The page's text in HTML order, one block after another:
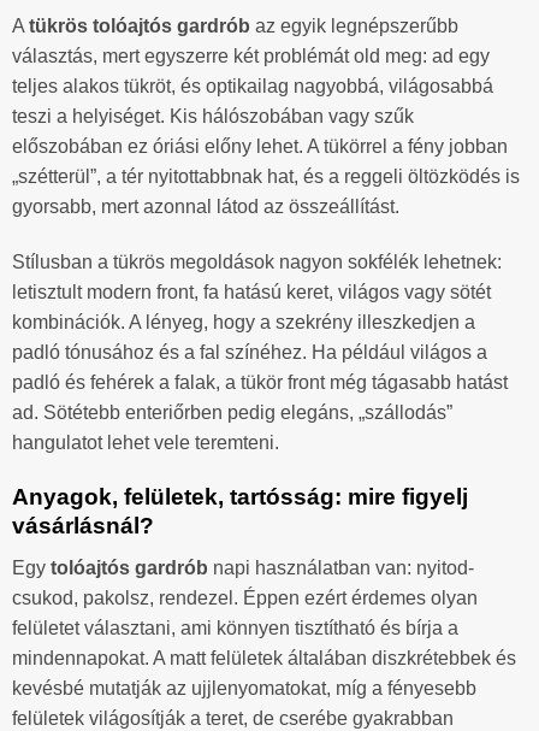
Atükrös tolóajtós gardrób az egyik legnépszerűbb
választás, mert egyszerre két problémát old meg: ad egy
teljes alakos tükröt, és optikailag nagyobbá, világosabbá
teszi a helyiséget. Kis hálószobában vagy szűk
előszobában ez óriási előny lehet. A tükörrel a fény jobban
„szétterül”, a tér nyitottabbnak hat, és a reggeli öltözködés is
gyorsabb, mert azonnal látod az összeállítást.
Stílusban a tükrös megoldások nagyon sokfélék lehetnek:
letisztult modern front, fa hatású keret, világos vagy sötét
kombinációk. A lényeg, hogy a szekrény illeszkedjen a
padló tónusához és a fal színéhez. Ha például világos a
padló és fehérek a falak, a tükör front még tágasabb hatást
ad. Sötétebb enteriőrben pedig elegáns, „szállodás”
hangulatot lehet vele teremteni.
Anyagok, felületek, tartósság: mire figyelj
vásárlásnál?
Egy tolóajtós gardrób napi használatban van: nyitod-
csukod, pakolsz, rendezel. Éppen ezért érdemes olyan
felületet választani, ami könnyen tisztítható és bírja a
mindennapokat. A matt felületek általában diszkrétebbek és
kevésbé mutatják az ujjlenyomatokat, míg a fényesebb
felületek világosítják a teret, de cserébe gyakrabban